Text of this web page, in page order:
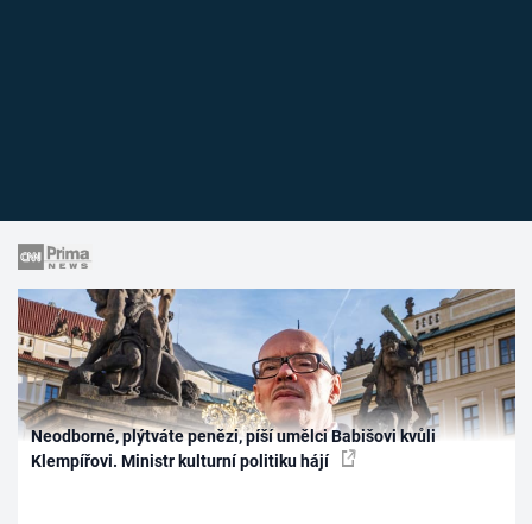
Neodborné, plýtváte penězi, píší umělci Babišovi kvůli
Klempířovi. Ministr kulturní politiku hájí